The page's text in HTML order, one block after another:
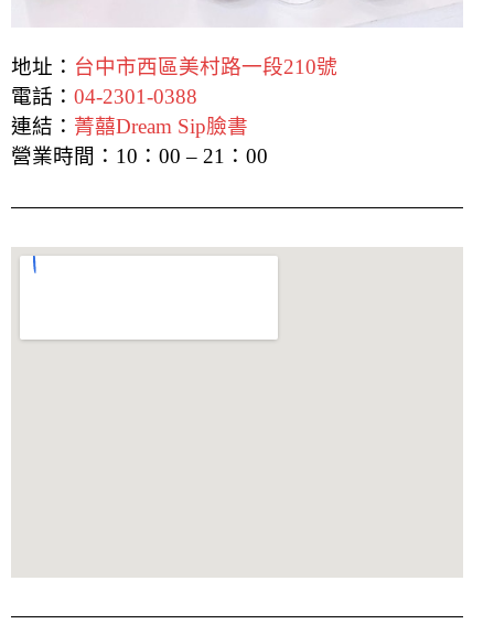
地址： 台中市西區美村路一段210號
電話： 04-2301-0388
連結： 菁囍Dream Sip臉書
營業時間：10：00 – 21：00